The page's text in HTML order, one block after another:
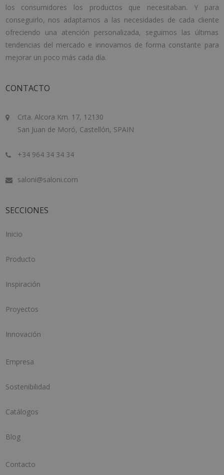
los consumidores los productos que necesitaban. Y para
conseguirlo, nos adaptamos a las necesidades de cada cliente
ofreciendo una atención personalizada, seguimos las últimas
tendencias del mercado e innovamos de forma constante para
mejorar un poco más cada día.
CONTACTO
Crta. Alcora Km. 17, 12130
San Juan de Moró, Castellón, SPAIN
+34 964 34 34 34
saloni@saloni.com
SECCIONES
Inicio
Producto
Inspiración
Proyectos
Innovación
Empresa
Sostenibilidad
Catálogos
Blog
Contacto